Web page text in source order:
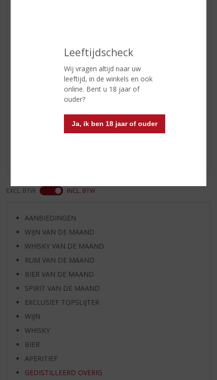
Leeftijdscheck
Wij vragen altijd naar uw
leeftijd, in de winkels en ook
online. Bent u 18 jaar of
ouder?
Ja, ik ben 18 jaar of ouder
wafels & vanille en een zweem
zacht
Reviews
EXCL. BTW INCL. BTW
AANBIEDINGEN
WIJN VAN DE MAAND
WHISKY VAN DE MAAND
RUM VAN DE MAAND
BIER VAN DE MAAND
SPIRIT VAN DE MAAND
EXCLUSIEF TOPSLIJTER
WIJN
WHISKY
BIER
APERITIEF
GEDISTILLEERD OVERIG